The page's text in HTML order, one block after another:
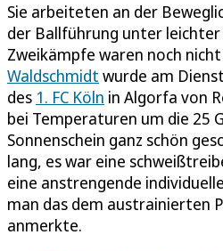
Sie arbeiteten an der
der Ballführung unter leichter
Zweikämpfe waren noch
Waldschmidt wurde am
des 1. FC Köln in Algorfa von
bei Temperaturen um die 25
Sonnenschein ganz schön
lang, es war eine
eine anstrengende
man das dem austrainierten
anmerkte.